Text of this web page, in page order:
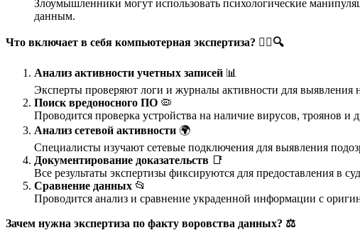
Злоумышленники могут использовать психологические
данным.
Что включает в себя компьютерная экспертиза? 🕵🔍
Анализ активности учетных записей 📊
Эксперты проверяют логи и журналы активности для выявления
Поиск вредоносного ПО 🦠
Проводится проверка устройства на наличие вирусов, троянов
Анализ сетевой активности 🌍
Специалисты изучают сетевые подключения для выявления
Документирование доказательств 📑
Все результаты экспертизы фиксируются для предоставления в
Сравнение данных 📂
Проводится анализ и сравнение украденной информации с
Зачем нужна экспертиза по факту воровства данных? ⚖️